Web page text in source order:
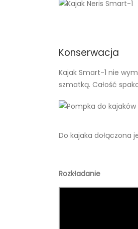
Konserwacja
Kajak Smart-1 nie
szmatką. Całość
Do kajaka dołączona
Rozkładanie